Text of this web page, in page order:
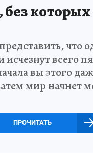
что
всего
вы этого
мир начнет
ПРОЧИТАТЬ